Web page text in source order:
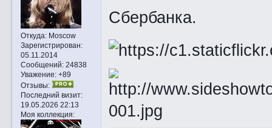
Откуда:Moscow
Зарегистрирован:
05.11.2014
Сообщений:24838
Уважение: +89
Отзывы:
Последний визит:
19.05.2026 22:13
Моя коллекция:
Сбербанка.